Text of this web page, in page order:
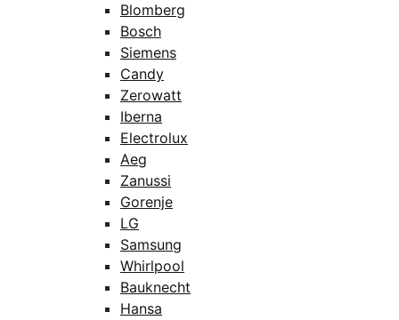
Blomberg
Bosch
Siemens
Candy
Zerowatt
Iberna
Electrolux
Aeg
Zanussi
Gorenje
LG
Samsung
Whirlpool
Bauknecht
Hansa